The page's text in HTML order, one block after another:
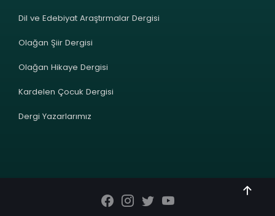
Dil ve Edebiyat Araştırmalar Dergisi
Olağan Şiir Dergisi
Olağan Hikaye Dergisi
Kardelen Çocuk Dergisi
Dergi Yazarlarımız